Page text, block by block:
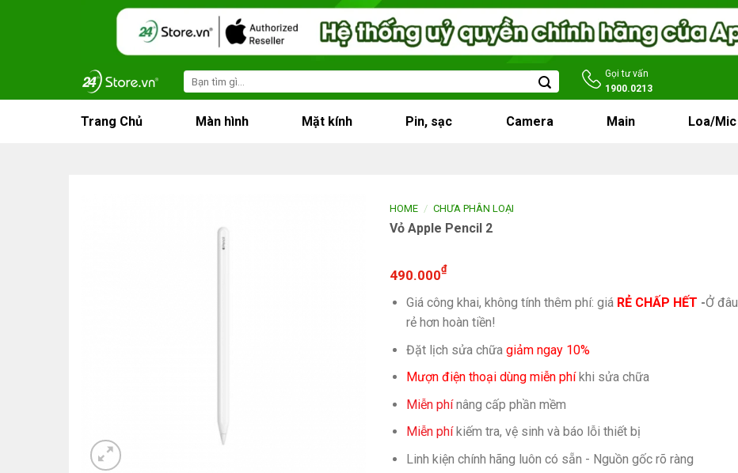
Search
for:
Gọi tư vấn
1900.0213
Trang Chủ Màn hình Mặt kính Pin, sạc Camera Main Loa/Mic
HOME / CHƯA PHÂN LOẠI
Vỏ Apple Pencil 2
490.000₫
Giá công khai, không tính thêm phí: giá RẺ CHẤP HẾT -Ở đâu
rẻ hơn hoàn tiền!
Đặt lịch sửa chữa giảm ngay 10%
Mượn điện thoại dùng miễn phíkhi sửa chữa
Miễn phínâng cấp phần mềm
Miễn phíkiếm tra, vệ sinh và báo lỗi thiết bị
Linh kiện chính hãng luôn có sẵn - Nguồn gốc rõ ràng